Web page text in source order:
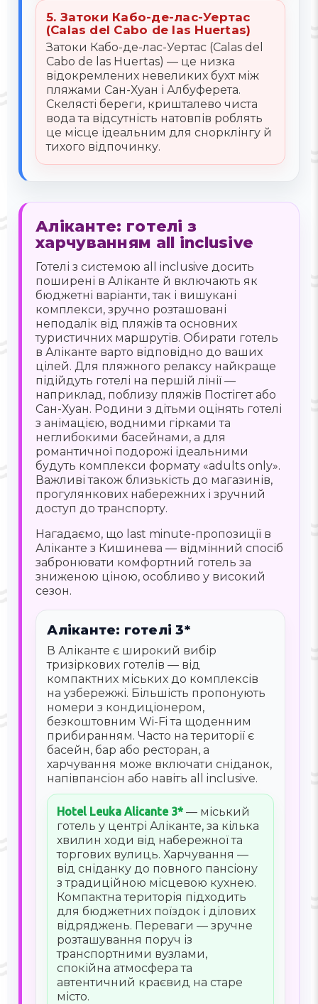
5. Затоки Кабо-де-лас-Уертас
(Calas del Cabo de las Huertas)
Затоки Кабо-де-лас-Уертас (Calas del
Cabo de las Huertas) — це низка
відокремлених невеликих бухт між
пляжами Сан-Хуан і Албуферета.
Скелясті береги, кришталево чиста
вода та відсутність натовпів роблять
це місце ідеальним для снорклінгу й
тихого відпочинку.
Аліканте: готелі з
харчуванням all inclusive
Готелі з системою all inclusive досить
поширені в Аліканте й включають як
бюджетні варіанти, так і вишукані
комплекси, зручно розташовані
неподалік від пляжів та основних
туристичних маршрутів. Обирати готель
в Аліканте варто відповідно до ваших
цілей. Для пляжного релаксу найкраще
підійдуть готелі на першій лінії —
наприклад, поблизу пляжів Постігет або
Сан-Хуан. Родини з дітьми оцінять готелі
з анімацією, водними гірками та
неглибокими басейнами, а для
романтичної подорожі ідеальними
будуть комплекси формату «adults only».
Важливі також близькість до магазинів,
прогулянкових набережних і зручний
доступ до транспорту.
Нагадаємо, що last minute-пропозиції в
Аліканте з Кишинева — відмінний спосіб
забронювати комфортний готель за
зниженою ціною, особливо у високий
сезон.
Аліканте: готелі 3*
В Аліканте є широкий вибір
тризіркових готелів — від
компактних міських до комплексів
на узбережжі. Більшість пропонують
номери з кондиціонером,
безкоштовним Wi-Fi та щоденним
прибиранням. Часто на території є
басейн, бар або ресторан, а
харчування може включати сніданок,
напівпансіон або навіть all inclusive.
Hotel Leuka Alicante 3* — міський
готель у центрі Аліканте, за кілька
хвилин ходи від набережної та
торгових вулиць. Харчування —
від сніданку до повного пансіону
з традиційною місцевою кухнею.
Компактна територія підходить
для бюджетних поїздок і ділових
відряджень. Переваги — зручне
розташування поруч із
транспортними вузлами,
спокійна атмосфера та
автентичний краєвид на старе
місто.